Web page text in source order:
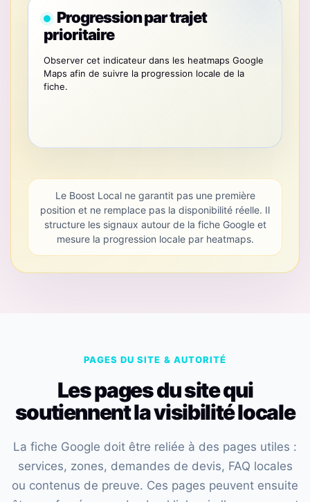
Progression par trajet
prioritaire
Observer cet indicateur dans les heatmaps Google
Maps afin de suivre la progression locale de la
fiche.
Le Boost Local ne garantit pas une première
position et ne remplace pas la disponibilité réelle. Il
structure les signaux autour de la fiche Google et
mesure la progression locale par heatmaps.
PAGES DU SITE & AUTORITÉ
Les pages du site qui
soutiennent la visibilité locale
La fiche Google doit être reliée à des pages utiles :
services, zones, demandes de devis, FAQ locales
ou contenus de preuve. Ces pages peuvent ensuite